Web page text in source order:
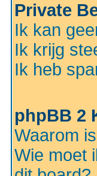
Private
Ik kan
Ik krijg
Ik heb
phpBB 2
Waarom
Wie moet